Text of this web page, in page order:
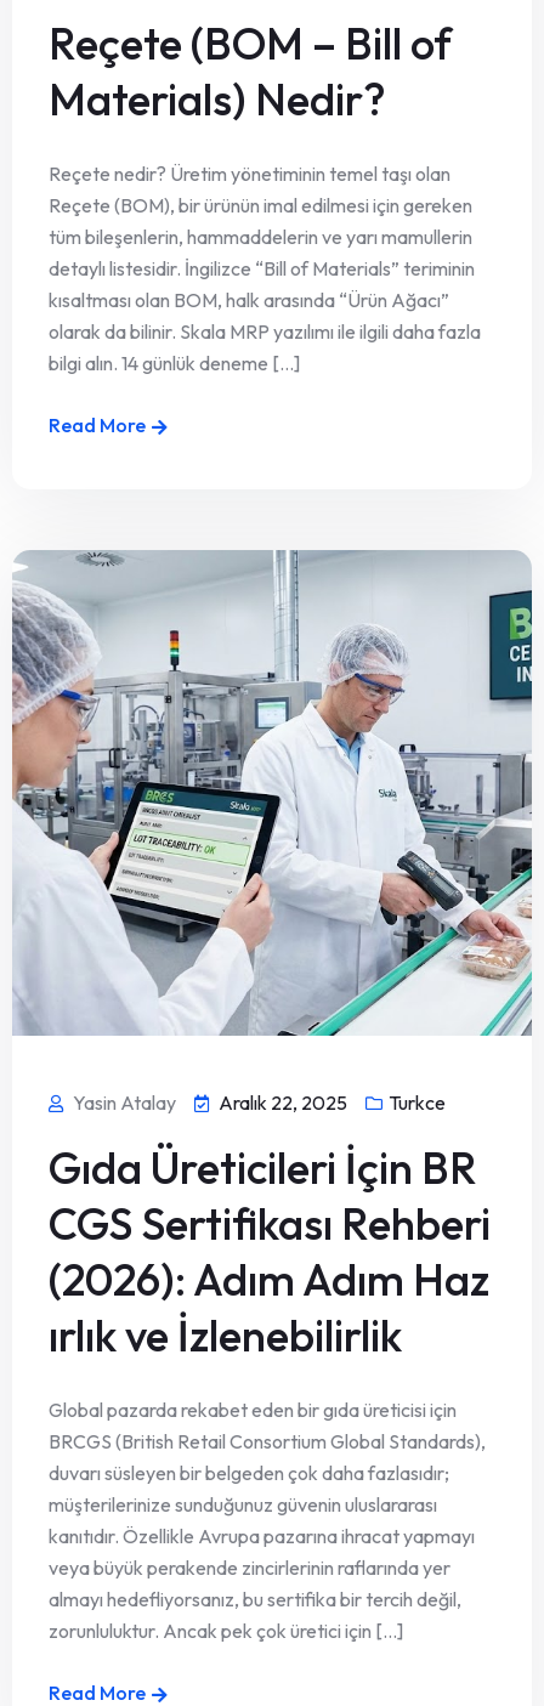
Reçete (BOM – Bill of
Materials) Nedir?
Reçete nedir? Üretim yönetiminin temel taşı olan
Reçete (BOM), bir ürünün imal edilmesi için gereken
tüm bileşenlerin, hammaddelerin ve yarı mamullerin
detaylı listesidir. İngilizce “Bill of Materials” teriminin
kısaltması olan BOM, halk arasında “Ürün Ağacı”
olarak da bilinir. Skala MRP yazılımı ile ilgili daha fazla
bilgi alın. 14 günlük deneme [...]
Read More
Yasin Atalay Aralık 22, 2025 Turkce
Gıda Üreticileri İçin BR
CGS Sertifikası Rehberi
(2026): Adım Adım Haz
ırlık ve İzlenebilirlik
Global pazarda rekabet eden bir gıda üreticisi için
BRCGS (British Retail Consortium Global Standards),
duvarı süsleyen bir belgeden çok daha fazlasıdır;
müşterilerinize sunduğunuz güvenin uluslararası
kanıtıdır. Özellikle Avrupa pazarına ihracat yapmayı
veya büyük perakende zincirlerinin raflarında yer
almayı hedefliyorsanız, bu sertifika bir tercih değil,
zorunluluktur. Ancak pek çok üretici için [...]
Read More